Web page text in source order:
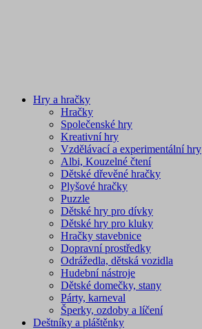
Hry a hračky
Hračky
Společenské hry
Kreativní hry
Vzdělávací a experimentální hry
Albi, Kouzelné čtení
Dětské dřevěné hračky
Plyšové hračky
Puzzle
Dětské hry pro dívky
Dětské hry pro kluky
Hračky stavebnice
Dopravní prostředky
Odrážedla, dětská vozidla
Hudební nástroje
Dětské domečky, stany
Párty, karneval
Šperky, ozdoby a líčení
Deštníky a pláštěnky